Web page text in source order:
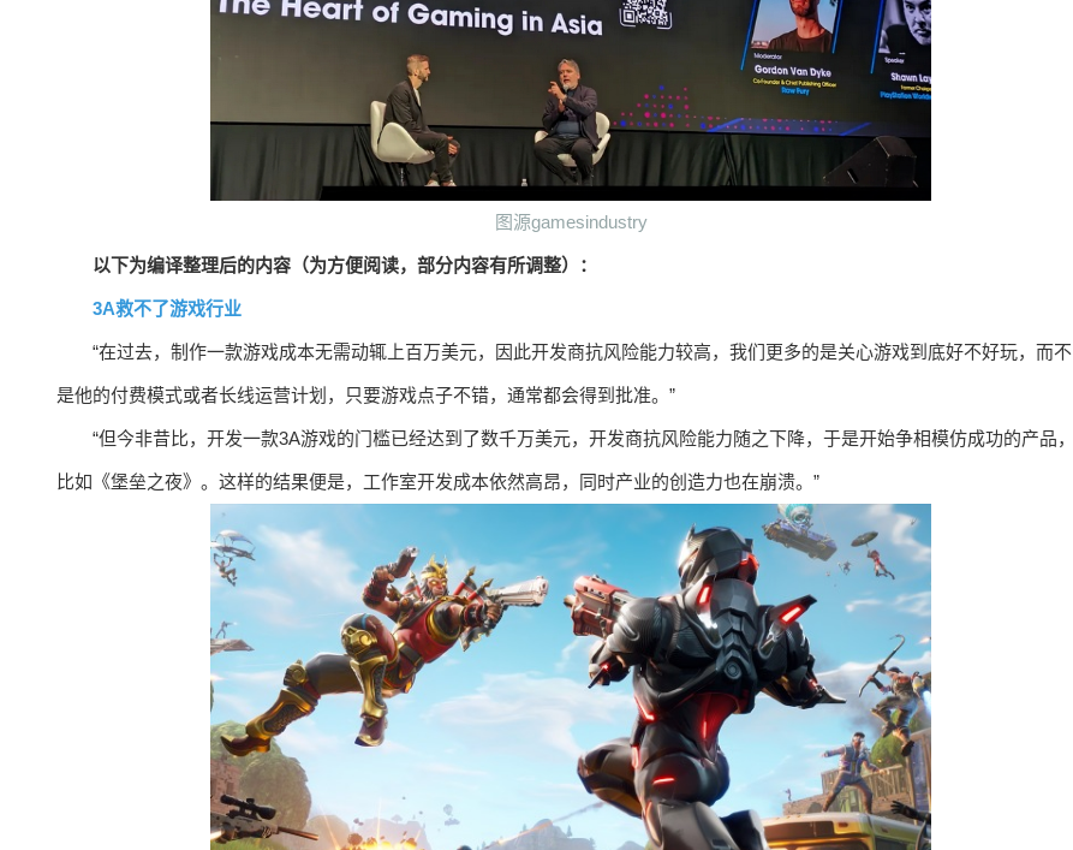
图源gamesindustry
以下为编译整理后的内容（为方便阅读，部分内容有所调整）：
3A救不了游戏行业
“在过去，制作一款游戏成本无需动辄上百万美元，因此开发商抗风险能力较高，我们更多的是关心游戏到底好不好玩，而不
是他的付费模式或者长线运营计划，只要游戏点子不错，通常都会得到批准。”
“但今非昔比，开发一款3A游戏的门槛已经达到了数千万美元，开发商抗风险能力随之下降，于是开始争相模仿成功的产品，
比如《堡垒之夜》。这样的结果便是，工作室开发成本依然高昂，同时产业的创造力也在崩溃。”